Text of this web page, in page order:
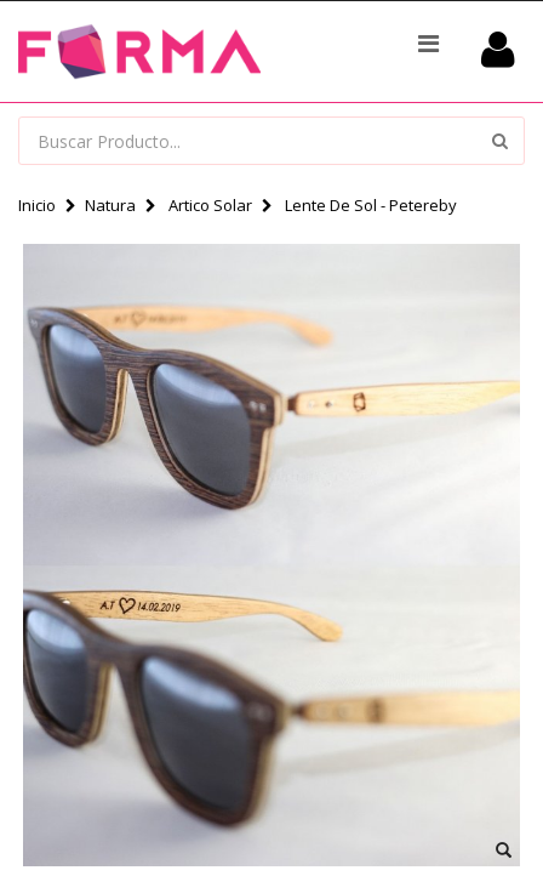
Inicio Natura Artico Solar Lente De Sol - Petereby